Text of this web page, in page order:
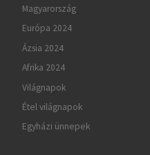
Magyarország
Európa 2024
Ázsia 2024
Afrika 2024
Világnapok
Étel világnapok
Egyházi ünnepek